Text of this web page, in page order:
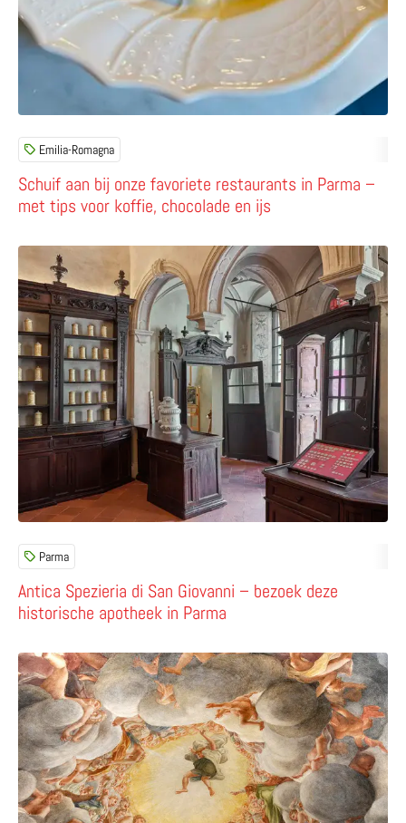
Schuif aan bij onze favoriete restaurants in Parma –
met tips voor koffie, chocolade en ijs
Emilia-Romagna
Antica Spezieria di San Giovanni – bezoek deze
historische apotheek in Parma
Parma
Lees meer over Antica Spezieria di San Giovanni –
Lees meer over Een uit de hemel gevallen meester –